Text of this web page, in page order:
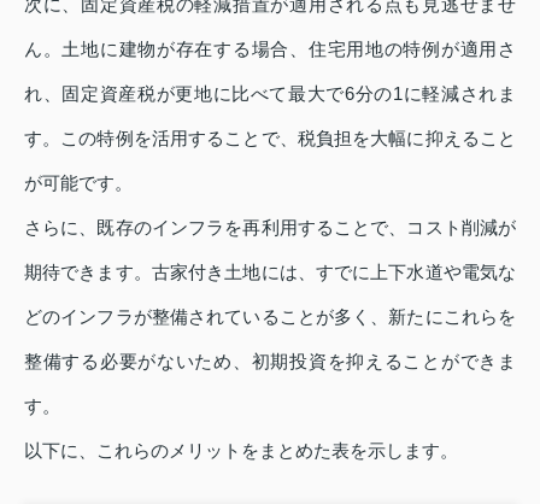
次に、固定資産税の軽減措置が適用される点も見逃せませ
ん。土地に建物が存在する場合、住宅用地の特例が適用さ
れ、固定資産税が更地に比べて最大で6分の1に軽減されま
す。この特例を活用することで、税負担を大幅に抑えること
が可能です。
さらに、既存のインフラを再利用することで、コスト削減が
期待できます。古家付き土地には、すでに上下水道や電気な
どのインフラが整備されていることが多く、新たにこれらを
整備する必要がないため、初期投資を抑えることができま
す。
以下に、これらのメリットをまとめた表を示します。